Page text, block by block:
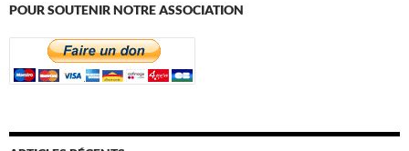
POUR SOUTENIR NOTRE ASSOCIATION